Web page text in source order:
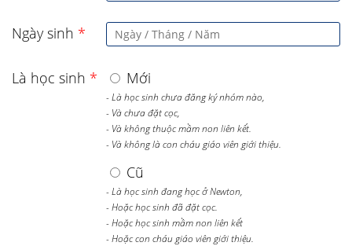
Ngày sinh *
Là học sinh * Mới
- Là học sinh chưa đăng ký nhóm nào,
- Và chưa đặt cọc,
- Và không thuộc mầm non liên kết.
- Và không là con cháu giáo viên giới thiệu.
Cũ
- Là học sinh đang học ở Newton,
- Hoặc học sinh đã đặt cọc.
- Hoặc học sinh mầm non liên kết
- Hoặc con cháu giáo viên giới thiệu.